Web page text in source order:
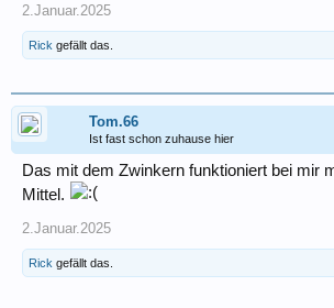
2.Januar.2025
Rick gefällt das.
Tom.66
Ist fast schon zuhause hier
Das mit dem Zwinkern funktioniert bei mir
Mittel.
2.Januar.2025
Rick gefällt das.